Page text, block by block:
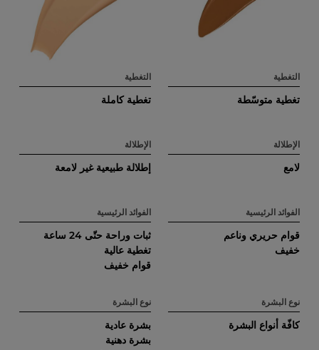
التغطية
تغطية متوسّطة
الإطلالة
لامع
الفوائد الرئيسية
قوام حريري وناعم
خفيف
نوع البشرة
كافّة أنواع البشرة
التغطية
تغطية كاملة
الإطلالة
إطلالة طبيعية غير لامعة
الفوائد الرئيسية
ثبات وراحة حتّى 24 ساعة
تغطية عالية
قوام خفيف
نوع البشرة
بشرة عادية
بشرة دهنية